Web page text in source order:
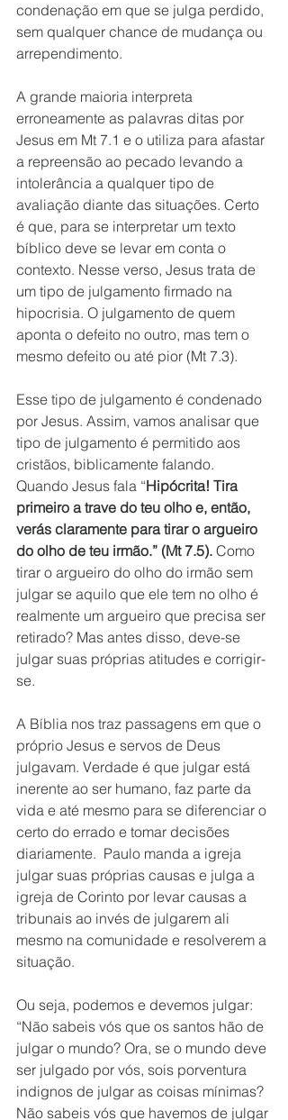
condenação em que se julga perdido,
sem qualquer chance de mudança ou
arrependimento.
A grande maioria interpreta
erroneamente as palavras ditas por
Jesus em Mt 7.1 e o utiliza para afastar
a repreensão ao pecado levando a
intolerância a qualquer tipo de
avaliação diante das situações. Certo
é que, para se interpretar um texto
bíblico deve se levar em conta o
contexto. Nesse verso, Jesus trata de
um tipo de julgamento firmado na
hipocrisia. O julgamento de quem
aponta o defeito no outro, mas tem o
mesmo defeito ou até pior (Mt 7.3).
Esse tipo de julgamento é condenado
por Jesus. Assim, vamos analisar que
tipo de julgamento é permitido aos
cristãos, biblicamente falando.
Quando Jesus fala “Hipócrita! Tira
primeiro a trave do teu olho e, então,
verás claramente para tirar o argueiro
do olho de teu irmão.” (Mt 7.5). Como
tirar o argueiro do olho do irmão sem
julgar se aquilo que ele tem no olho é
realmente um argueiro que precisa ser
retirado? Mas antes disso, deve-se
julgar suas próprias atitudes e corrigir-
se.
A Bíblia nos traz passagens em que o
próprio Jesus e servos de Deus
julgavam. Verdade é que julgar está
inerente ao ser humano, faz parte da
vida e até mesmo para se diferenciar o
certo do errado e tomar decisões
diariamente.  Paulo manda a igreja
julgar suas próprias causas e julga a
igreja de Corinto por levar causas a
tribunais ao invés de julgarem ali
mesmo na comunidade e resolverem a
situação.
Ou seja, podemos e devemos julgar:
“Não sabeis vós que os santos hão de
julgar o mundo? Ora, se o mundo deve
ser julgado por vós, sois porventura
indignos de julgar as coisas mínimas?
Não sabeis vós que havemos de julgar